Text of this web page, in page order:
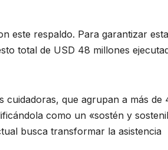
este respaldo. Para garantizar esta
total de USD 48 millones
cuidadoras, que agrupan a más de
como un «sostén y
busca transformar la asistencia